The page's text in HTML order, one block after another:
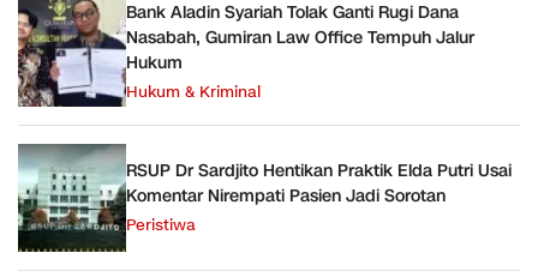
Bank Aladin Syariah Tolak Ganti Rugi Dana
Nasabah, Gumiran Law Office Tempuh Jalur
Hukum
Hukum & Kriminal
RSUP Dr Sardjito Hentikan Praktik Elda Putri Usai
Komentar Nirempati Pasien Jadi Sorotan
Peristiwa